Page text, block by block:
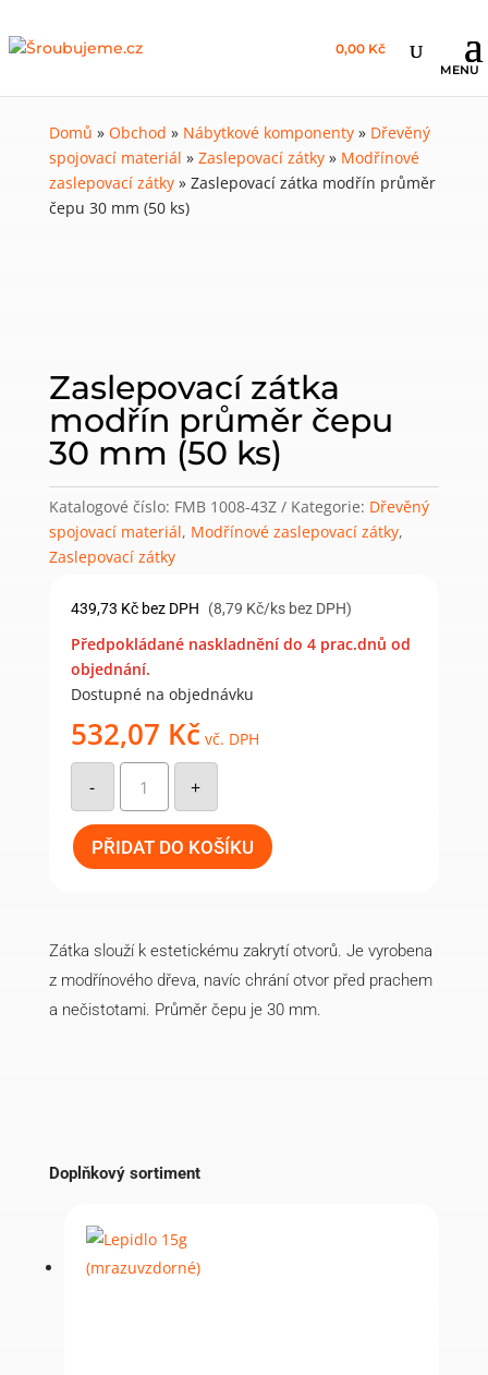
0,00 Kč
Domů » Obchod » Nábytkové komponenty» Dřevěný
spojovací materiál » Zaslepovací zátky» Modřínové
zaslepovací zátky» Zaslepovací zátka modřín průměr
čepu 30 mm (50 ks)
Zaslepovací zátka
modřín průměr čepu
30 mm (50 ks)
Katalogové číslo: FMB 1008-43Z Kategorie: Dřevěný
spojovací materiál, Modřínové zaslepovací zátky,
Zaslepovací zátky
439,73 Kč bez DPH (8,79 Kč/ks bez DPH)
Předpokládané naskladnění do 4 prac.dnů od
objednání.
Dostupné na objednávku
532,07 Kč vč. DPH
-
Zaslepovací
zátka
modřín
průměr
čepu
30
mm
(50
+
PŘIDAT DO KOŠÍKU
Zátka slouží k estetickému zakrytí otvorů. Je vyrobena
z modřínového dřeva, navíc chrání otvor před prachem
a nečistotami. Průměr čepu je 30 mm.
Doplňkový sortiment